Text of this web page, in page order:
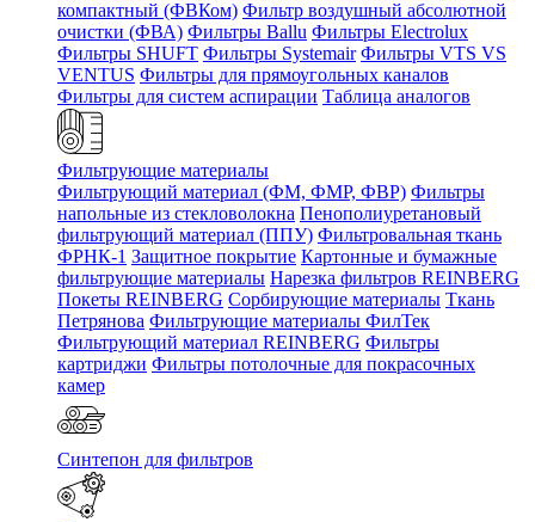
компактный (ФВКом) Фильтр воздушный абсолютной
очистки (ФВА) Фильтры Ballu Фильтры Electrolux
Фильтры SHUFT Фильтры Systemair Фильтры VTS VS
VENTUS Фильтры для прямоугольных каналов
Фильтры для систем аспирации Таблица аналогов
Фильтрующие материалы
Фильтрующий материал (ФМ, ФМР, ФВР) Фильтры
напольные из стекловолокна Пенополиуретановый
фильтрующий материал (ППУ) Фильтровальная ткань
ФРНК-1 Защитное покрытие Картонные и бумажные
фильтрующие материалы Нарезка фильтров REINBERG
Покеты REINBERG Сорбирующие материалы Ткань
Петрянова Фильтрующие материалы ФилТек
Фильтрующий материал REINBERG Фильтры
картриджи Фильтры потолочные для покрасочных
камер
Синтепон для фильтров